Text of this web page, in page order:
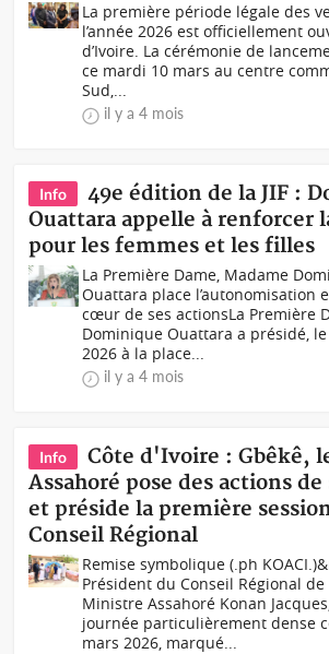
La première période légale des
l’année 2026 est officiellement
d’Ivoire. La cérémonie de
ce mardi 10 mars au centre
Sud,...
il y a 4 mois
Info
49e édition de la JIF :
Ouattara appelle à renforcer
pour les femmes et les filles
La Première Dame, Madame
Ouattara place l’autonomisation
cœur de ses actionsLa Première
Dominique Ouattara a présidé,
2026 à la place...
il y a 4 mois
Info
Côte d'Ivoire : Gbêkê,
Assahoré pose des actions
et préside la première
Conseil Régional
Remise symbolique (.ph
Président du Conseil Régional de
Ministre Assahoré Konan
journée particulièrement dense
mars 2026, marqué...